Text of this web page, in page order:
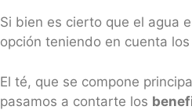
Si bien es cierto que el agua
opción teniendo en cuenta los
El té, que se compone
pasamos a contarte los